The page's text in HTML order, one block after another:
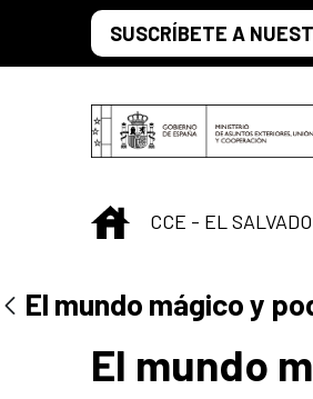
Saltar al contenido principal
SUSCRÍBETE A
INICIO
CCE - EL
Centro
El mundo mágico y
El mundo